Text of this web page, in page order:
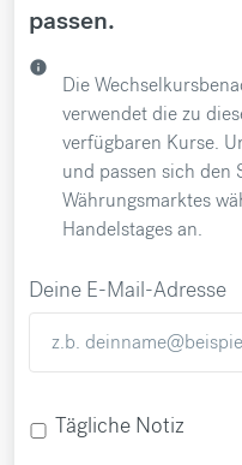
passen.
info
Die
verwendet die zu
verfügbaren Kurse.
und passen sich den
Währungsmarktes
Handelstages an.
Deine E-Mail-Adresse
Tägliche Notiz